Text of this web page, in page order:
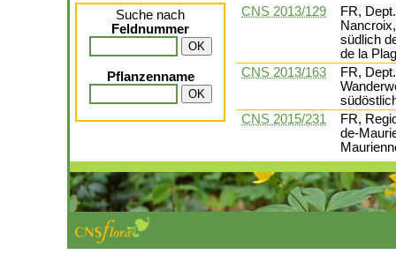
Suche nach
Feldnummer
Pflanzenname
CNS 2013/129
FR,
südlich
de la
CNS 2013/163
FR,
CNS 2015/231
FR,
de-